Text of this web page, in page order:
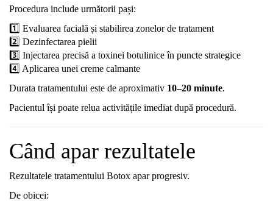
Procedura include următorii pași:
1️⃣ Evaluarea facială și stabilirea zonelorde tratament
2️⃣ Dezinfectarea pielii
3️⃣ Injectarea precisă a toxinei botuliniceîn puncte strategice
4️⃣ Aplicarea unei creme calmante
Durata tratamentului este de aproximativ 10–20 minute.
Pacientulîși poate relua activitățile imediat după procedură.
Când apar rezultatele
Rezultatele tratamentului Botox aparprogresiv.
De obicei: